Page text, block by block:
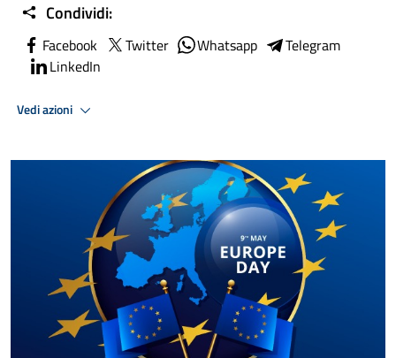
Condividi:
Facebook Twitter Whatsapp
Telegram
LinkedIn
Vedi azioni